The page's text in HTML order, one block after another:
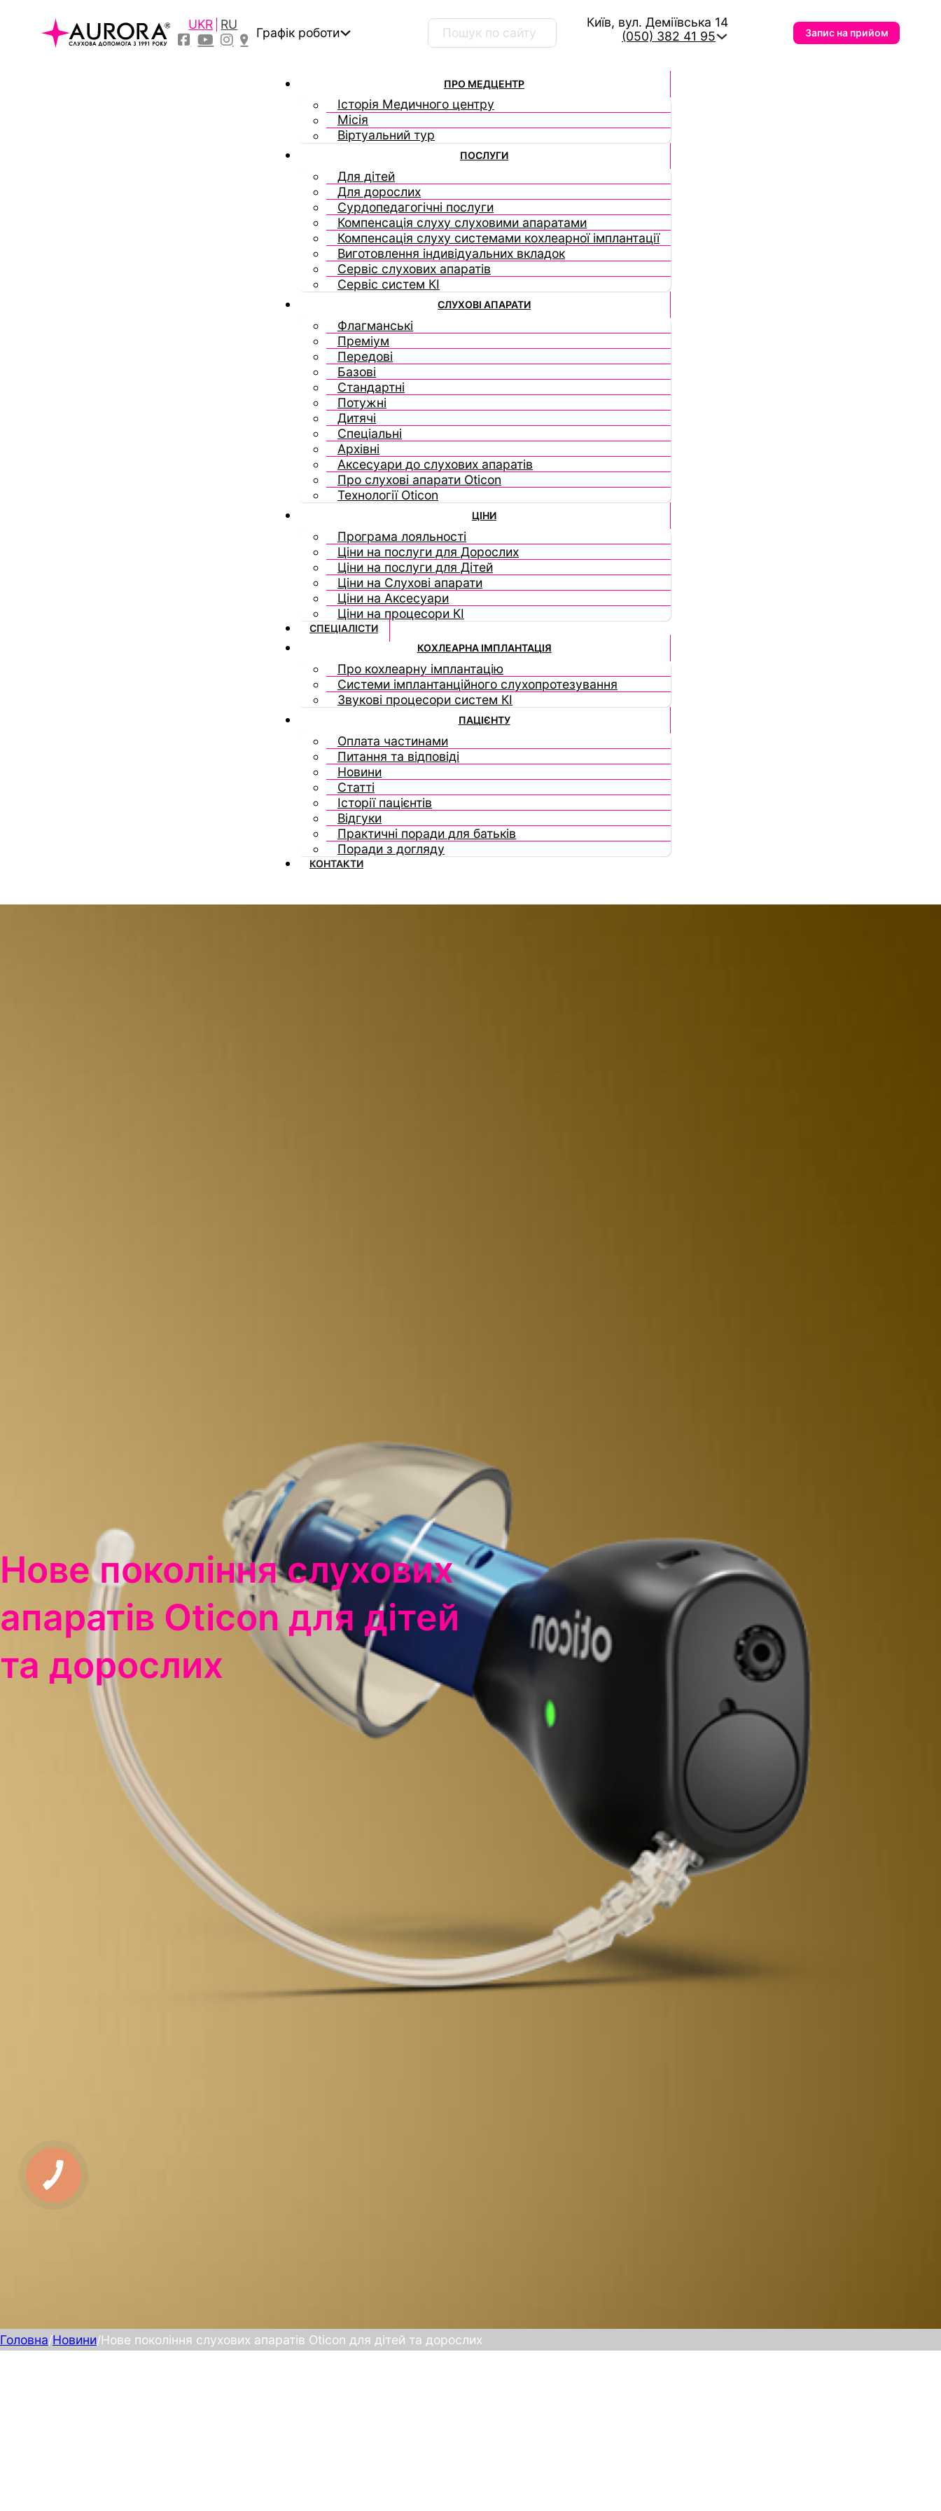
UKR RU
Графік роботи
Пошук …
Київ, вул. Деміївська 14
(050) 382 41 95
Запис на прийом
ПРО МЕДЦЕНТР
Історія Медичного центру
Місія
Віртуальний тур
ПОСЛУГИ
Для дітей
Для дорослих
Сурдопедагогічні послуги
Компенсація слуху слуховими апаратами
Компенсація слуху системами кохлеарної імплантації
Виготовлення індивідуальних вкладок
Сервіс слухових апаратів
Сервіс систем КІ
СЛУХОВІ АПАРАТИ
Флагманські
Преміум
Передові
Базові
Стандартні
Потужні
Дитячі
Спеціальні
Архівні
Аксесуари до слухових апаратів
Про слухові апарати Oticon
Технології Oticon
ЦІНИ
Програма лояльності
Ціни на послуги для Дорослих
Ціни на послуги для Дітей
Ціни на Слухові апарати
Ціни на Аксесуари
Ціни на процесори КІ
СПЕЦІАЛІСТИ
КОХЛЕАРНА ІМПЛАНТАЦІЯ
Про кохлеарну імплантацію
Системи імплантанційного слухопротезування
Звукові процесори систем КІ
ПАЦІЄНТУ
Оплата частинами
Питання та відповіді
Новини
Статті
Історії пацієнтів
Відгуки
Практичні поради для батьків
Поради з догляду
КОНТАКТИ
Нове покоління слухових
апаратів Oticon для дітей
та дорослих
Головна/Новини/Нове покоління слухових апаратів Oticon для дітей та дорослих